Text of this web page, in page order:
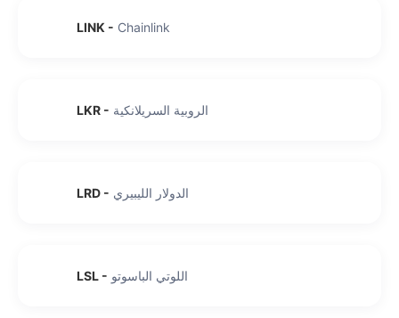
LINK - Chainlink
LKR - الروبية السريلانكية
LRD - الدولار الليبيري
LSL - اللوتي الباسوتو